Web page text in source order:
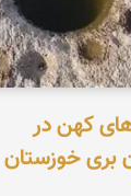
کهن در
خوزستان